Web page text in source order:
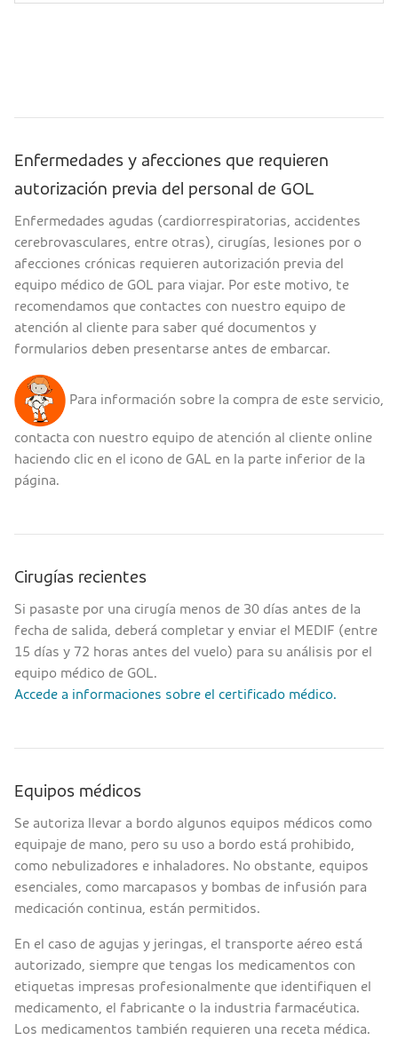
Enfermedades y afecciones que requieren
autorización previa del personal de GOL
Enfermedades agudas (cardiorrespiratorias, accidentes
cerebrovasculares, entre otras), cirugías, lesiones por o
afecciones crónicas requieren autorización previa del
equipo médico de GOL para viajar. Por este motivo, te
recomendamos que contactes con nuestro equipo de
atención al cliente para saber qué documentos y
formularios deben presentarse antes de embarcar.
Para información sobre la compra de este servicio,
contacta con nuestro equipo de atención al cliente online
haciendo clic en el icono de GAL en la parte inferior de la
página.
Cirugías recientes
Si pasaste por una cirugía menos de 30 días antes de la
fecha de salida, deberá completar y enviar el MEDIF (entre
15 días y 72 horas antes del vuelo) para su análisis por el
equipo médico de GOL.
Accede a informaciones sobre el certificado médico.
Equipos médicos
Se autoriza llevar a bordo algunos equipos médicos como
equipaje de mano, pero su uso a bordo está prohibido,
como nebulizadores e inhaladores. No obstante, equipos
esenciales, como marcapasos y bombas de infusión para
medicación continua, están permitidos.
En el caso de agujas y jeringas, el transporte aéreo está
autorizado, siempre que tengas los medicamentos con
etiquetas impresas profesionalmente que identifiquen el
medicamento, el fabricante o la industria farmacéutica.
Los medicamentos también requieren una receta médica.